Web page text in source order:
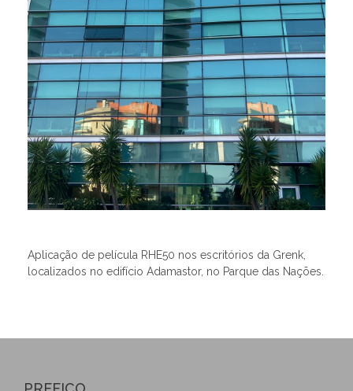
Aplicação de película RHE50 nos escritórios da Grenk,
localizados no edifício Adamastor, no Parque das Nações.